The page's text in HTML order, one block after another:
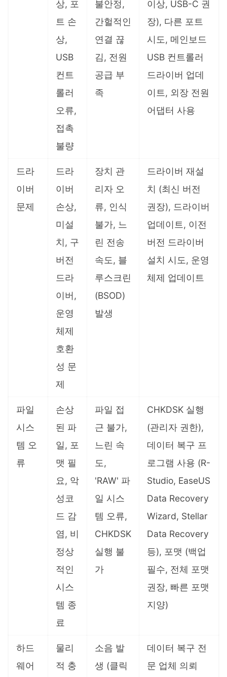
상, 포
트 손
상,
USB
컨트
롤러
오류,
접촉
불량
불안정,
간헐적인
연결 끊
김, 전원
공급 부
족
이상, USB-C 권
장), 다른 포트
시도, 메인보드
USB 컨트롤러
드라이버 업데
이트, 외장 전원
어댑터 사용
드라
이버
문제
드라
이버
손상,
미설
치, 구
버전
드라
이버,
운영
체제
호환
성 문
제
장치 관
리자 오
류, 인식
불가, 느
린 전송
속도, 블
루스크린
(BSOD)
발생
드라이버 재설
치 (최신 버전
권장), 드라이버
업데이트, 이전
버전 드라이버
설치 시도, 운영
체제 업데이트
파일
시스
템 오
류
손상
된 파
일, 포
맷 필
요, 악
성코
드 감
염, 비
정상
적인
시스
템 종
료
파일 접
근 불가,
느린 속
도,
'RAW' 파
일 시스
템 오류,
CHKDSK
실행 불
가
CHKDSK 실행
(관리자 권한),
데이터 복구 프
로그램 사용 (R-
Studio, EaseUS
Data Recovery
Wizard, Stellar
Data Recovery
등), 포맷 (백업
필수, 전체 포맷
권장, 빠른 포맷
지양)
하드
웨어
물리
적 충
소음 발
생 (클릭
데이터 복구 전
문 업체 의뢰